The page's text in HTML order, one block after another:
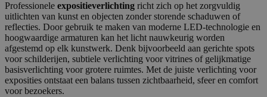
Professionele expositieverlichting richt zich op het zorgvuldig
uitlichten van kunst en objecten zonder storende schaduwen of
reflecties. Door gebruik te maken van moderne LED-technologie en
hoogwaardige armaturen kan het licht nauwkeurig worden
afgestemd op elk kunstwerk. Denk bijvoorbeeld aan gerichte spots
voor schilderijen, subtiele verlichting voor vitrines of gelijkmatige
basisverlichting voor grotere ruimtes. Met de juiste verlichting voor
exposities ontstaat een balans tussen zichtbaarheid, sfeer en comfort
voor bezoekers.